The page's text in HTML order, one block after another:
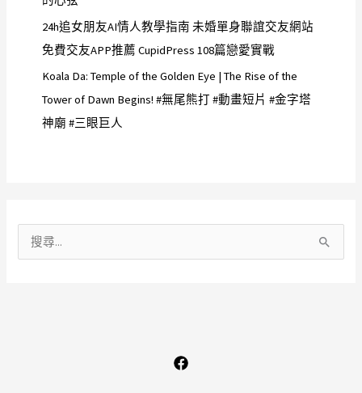
24h追女朋友AI情人教學指南 未婚單身聯誼交友網站
免費交友APP推薦 CupidPress 108篇戀愛實戰
Koala Da: Temple of the Golden Eye | The Rise of the
Tower of Dawn Begins! #無尾熊打 #動畫短片 #金字塔
神廟 #三眼巨人